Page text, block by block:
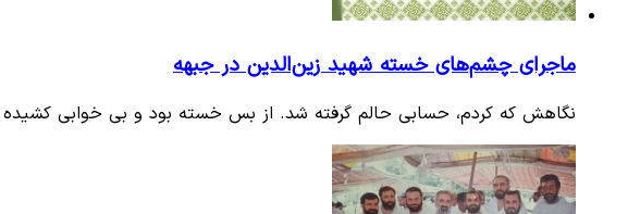
ماجرای چشم‌های خسته شهید زین‌الدین در جبهه
نگاهش که کردم، حسابی حالم گرفته شد. از بس خسته بود و بی خوابی